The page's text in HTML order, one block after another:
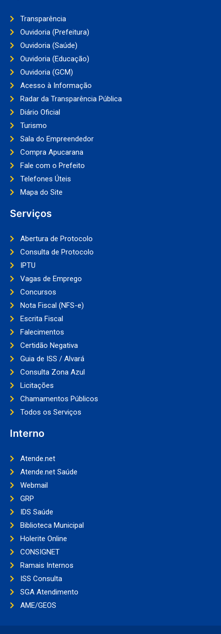
Transparência
Ouvidoria (Prefeitura)
Ouvidoria (Saúde)
Ouvidoria (Educação)
Ouvidoria (GCM)
Acesso à Informação
Radar da Transparência Pública
Diário Oficial
Turismo
Sala do Empreendedor
Compra Apucarana
Fale com o Prefeito
Telefones Úteis
Mapa do Site
Serviços
Abertura de Protocolo
Consulta de Protocolo
IPTU
Vagas de Emprego
Concursos
Nota Fiscal (NFS-e)
Escrita Fiscal
Falecimentos
Certidão Negativa
Guia de ISS / Alvará
Consulta Zona Azul
Licitações
Chamamentos Públicos
Todos os Serviços
Interno
Atende.net
Atende.net Saúde
Webmail
GRP
IDS Saúde
Biblioteca Municipal
Holerite Online
CONSIGNET
Ramais Internos
ISS Consulta
SGA Atendimento
AME/GEOS